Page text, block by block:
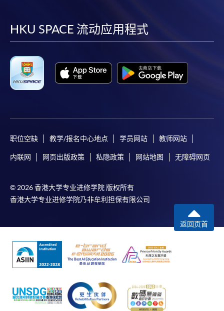
facebook
youtube
linkedin
HKU SPACE 流动应用程式
职位空缺 教学/报名中心地点 学员网站 教师网站
内联网 网页出版政策 私隐政策 网站地图 无障碍网页
© 2026 香港大学专业进修学院 版权所有
香港大学专业进修学院乃非牟利担保有限公司
返回页首